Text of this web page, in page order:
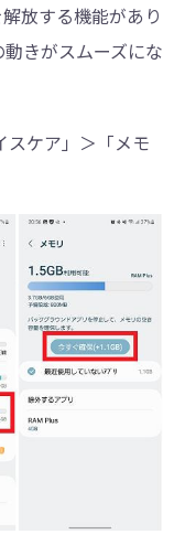
放する機能があり
きがスムーズにな
スケア」＞「メモ